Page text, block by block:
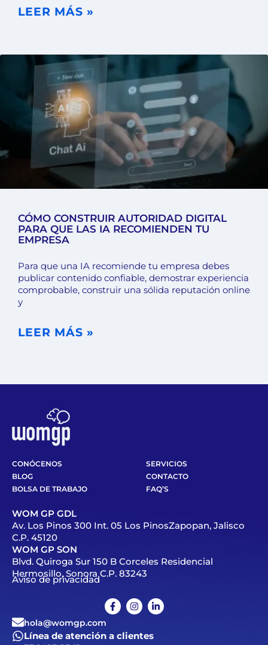
LEER MÁS »
CÓMO CONSTRUIR AUTORIDAD DIGITAL
PARA QUE LAS IA RECOMIENDEN TU
EMPRESA
Para que una IA recomiende tu empresa debes
publicar contenido confiable, demostrar experiencia
comprobable, construir una sólida reputación online
y
LEER MÁS »
CONÓCENOS
SERVICIOS
BLOG
CONTACTO
BOLSA DE TRABAJO
FAQ’S
WOM GP GDL
Av. Los Pinos 300 Int. 05 Los PinosZapopan, Jalisco
C.P. 45120
WOM GP SON
Blvd. Quiroga Sur 150 B Corceles Residencial
Hermosillo, Sonora C.P. 83243
Aviso de privacidad
hola@womgp.com
Línea de atención a clientes